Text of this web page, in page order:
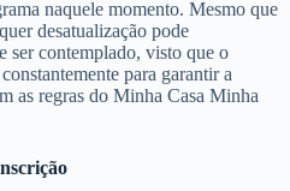
naquele momento. Mesmo que
desatualização pode
ser contemplado, visto que o
para garantir a
as regras do Minha Casa Minha